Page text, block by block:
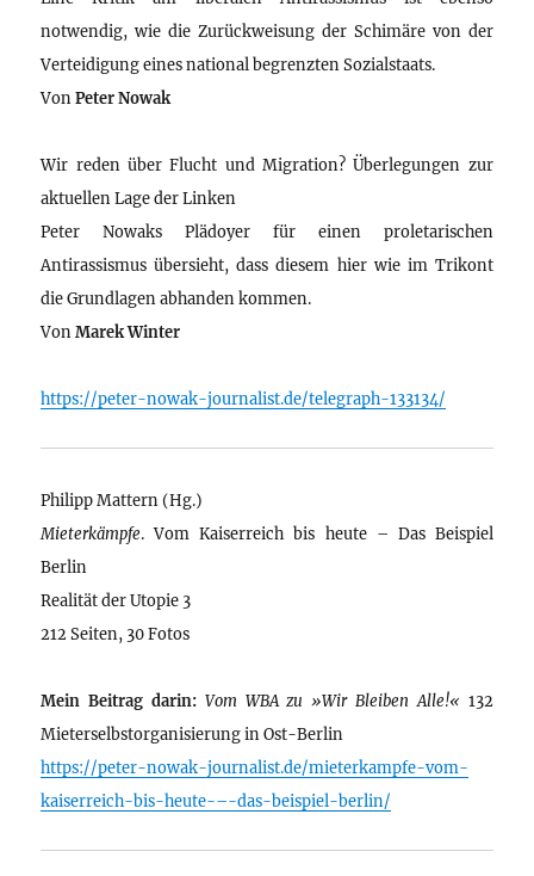
notwendig, wie die Zurückweisung der Schimäre von der
Verteidigung eines national begrenzten Sozialstaats.
VonPeter Nowak
Wir reden über Flucht und Migration? Überlegungen zur
aktuellen Lage der Linken
Peter Nowaks Plädoyer für einen proletarischen
Antirassismus übersieht, dass diesem hier wie im Trikont
die Grundlagen abhanden kommen.
VonMarek Winter
https://peter-nowak-journalist.de/telegraph-133134/
Philipp Mattern (Hg.)
Mieterkämpfe. Vom Kaiserreich bis heute – Das Beispiel
Berlin
Realität der Utopie 3
212 Seiten, 30 Fotos
Mein Beitrag darin: Vom WBA zu »Wir Bleiben Alle!« 132
Mieterselbstorganisierung in Ost-Berlin
https://peter-nowak-journalist.de/mieterkampfe-vom-
kaiserreich-bis-heute-–-das-beispiel-berlin/